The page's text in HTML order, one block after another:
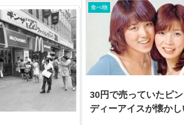
食べ物
30円で売っていたピ
ディーアイスが懐かし